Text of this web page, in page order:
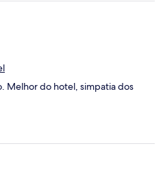
Melhor do hotel, simpatia dos